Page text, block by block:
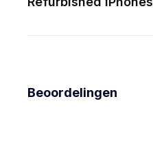
Beoordelingen